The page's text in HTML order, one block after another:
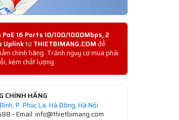
16 Ports 10/100/1000Mbps, 2
UplinktừTHIETBIMANG.COMđể
chính hãng. Tránh nguy cơ mua phải
kém chất lượng.
CHÍNH HÃNG
P. Phúc La, Hà Đông, Hà Nội
- Email: info@thietbimang.com